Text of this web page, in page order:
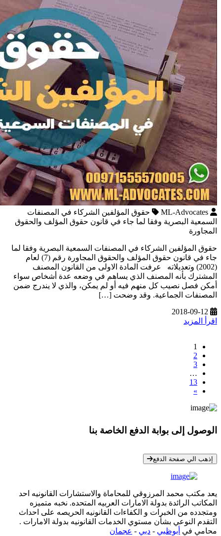
ML-Advocates
حقوق المؤلفين الشركاء في المصنفات
السمعية البصرية وفقا لما جاء في قانون حقوق المؤلف والحقوق
المجاورة
حقوق المؤلفين الشركاء في المصنفات السمعية البصرية وفقا لما
جاء في قانون حقوق المؤلف والحقوق المجاورة رقم (7) لعام
(2002) وتعديلاته عرفت المادة الاولى من القانون المصنف
المشترك بأنه المصنف الذي يساهم في وضعه عدة أشخاص سواء
أمكن فصل نصيب كل منهم فيه أو لم يمكن، والذي لا يندرج ضمن
المصنفات الجماعية. وقد وضحت […]
2018-09-12
اقرأ المزيد
1
2
3
…
13
»
الوصول إلى بوابة الدفع الخاصة بنا
إذهب الي صفحة الدفع
يعد مكتب محمد المرزوقي للمحاماة والاستشارات القانونيه احد
المكاتب الرائدة بدولة الامارات العربيه المتحده. نخبه متميزه
ومتجدده من الخبرات و الكفاءات القانونيه الحريصه على احداث
التقدم النوعي بشأن مستوي الخدمات القانونيه بدولة الامارات .
محامي في أبوظبي - دبي - عجمان